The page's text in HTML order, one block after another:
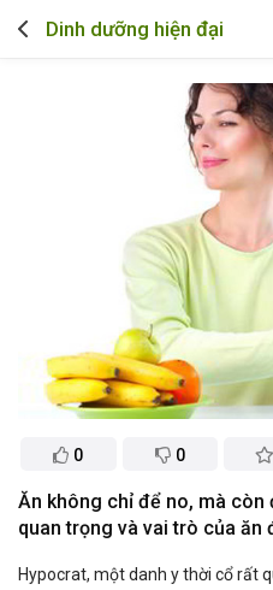
Dinh dưỡng hiện đại
0 0
Ăn không chỉ để no, mà
quan trọng và vai trò của ăn
Hypocrat, một danh y thời cổ rất